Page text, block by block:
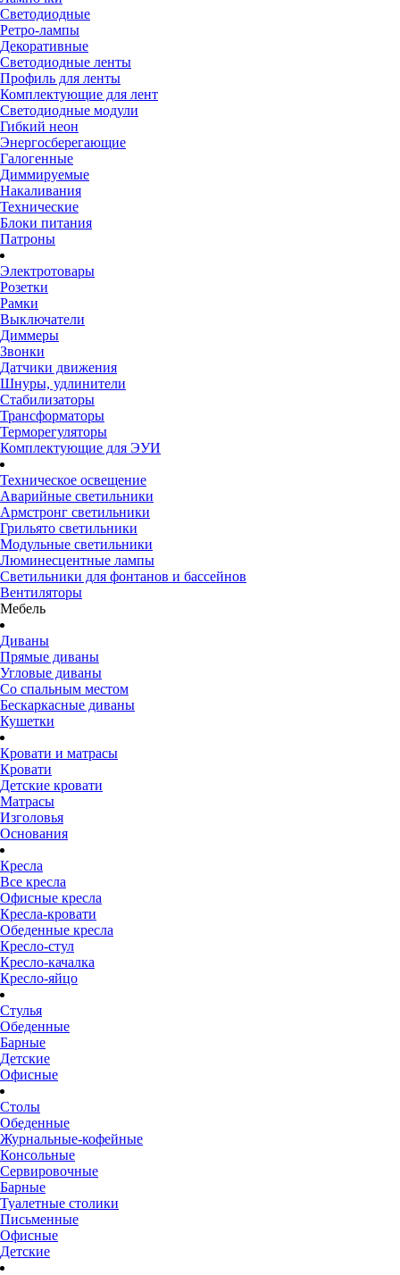
Светодиодные
Ретро-лампы
Декоративные
Светодиодные ленты
Профиль для ленты
Комплектующие для лент
Светодиодные модули
Гибкий неон
Энергосберегающие
Галогенные
Диммируемые
Накаливания
Технические
Блоки питания
Патроны
Электротовары
Розетки
Рамки
Выключатели
Диммеры
Звонки
Датчики движения
Шнуры, удлинители
Стабилизаторы
Трансформаторы
Терморегуляторы
Комплектующие для ЭУИ
Техническое освещение
Аварийные светильники
Армстронг светильники
Грильято светильники
Модульные светильники
Люминесцентные лампы
Светильники для фонтанов и бассейнов
Вентиляторы
Мебель
Диваны
Прямые диваны
Угловые диваны
Со спальным местом
Бескаркасные диваны
Кушетки
Кровати и матрасы
Кровати
Детские кровати
Матрасы
Изголовья
Основания
Кресла
Все кресла
Офисные кресла
Кресла-кровати
Обеденные кресла
Кресло-стул
Кресло-качалка
Кресло-яйцо
Стулья
Обеденные
Барные
Детские
Офисные
Столы
Обеденные
Журнальные-кофейные
Консольные
Сервировочные
Барные
Туалетные столики
Письменные
Офисные
Детские